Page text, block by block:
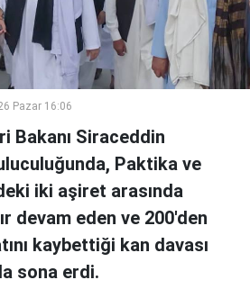
Pazar 16:06
Bakanı Siraceddin
Paktika ve
iki aşiret arasında
devam eden ve 200'den
kaybettiği kan davası
sona erdi.